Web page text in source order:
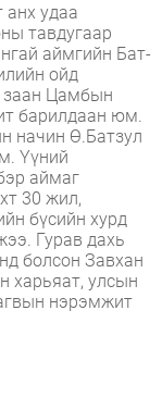
анх удаа
тавдугаар
аймгийн Бат-
ойд
заан Цамбын
барилдаан юм.
начин Ө.Батзул
Үүний
аймаг
30 жил,
бүсийн хурд
Гурав дахь
болсон Завхан
харьяат, улсын
нэрэмжит